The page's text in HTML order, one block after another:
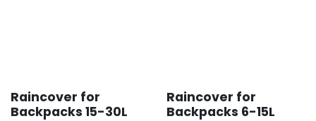
Raincover for
Backpacks 15-30L
Raincover for
Backpacks 6-15L